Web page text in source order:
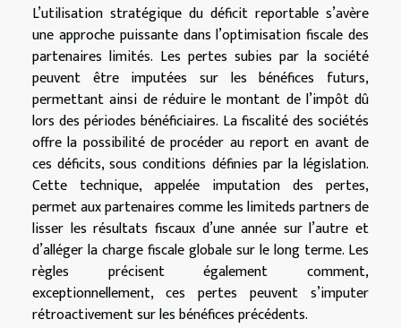
L’utilisation stratégique du déficit reportable s’avère
une approche puissante dans l’optimisation fiscale des
partenaires limités. Les pertes subies par la société
peuvent être imputées sur les bénéfices futurs,
permettant ainsi de réduire le montant de l’impôt dû
lors des périodes bénéficiaires. La fiscalité des sociétés
offre la possibilité de procéder au report en avant de
ces déficits, sous conditions définies par la législation.
Cette technique, appelée imputation des pertes,
permet aux partenaires comme les limiteds partners de
lisser les résultats fiscaux d’une année sur l’autre et
d’alléger la charge fiscale globale sur le long terme. Les
règles précisent également comment,
exceptionnellement, ces pertes peuvent s’imputer
rétroactivement sur les bénéfices précédents.